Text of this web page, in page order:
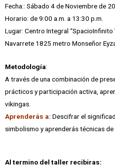
Fecha:: Sábado 4 de Noviembre de
Horario: de 9:00 a.m. a 13:30 p.m.
Lugar: Centro Integral
Navarrete 1825 metro Monseñor
Metodología:
A través de una combinación de
prácticos y participación activa,
vikingas.
Aprenderás a: Descifrar el
simbolismo y aprenderás técnicas de
Al termino del taller recibiras: